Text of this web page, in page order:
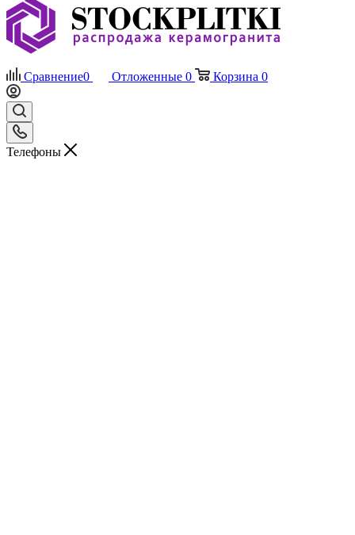
Сравнение0 Отложенные 0 Корзина 0
Телефоны